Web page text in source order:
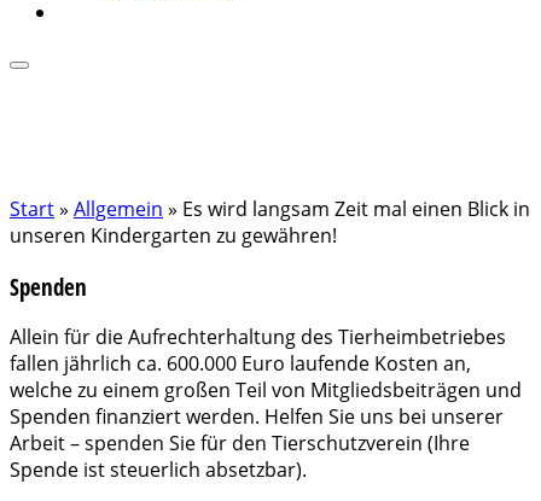
Start» Allgemein » Es wird langsam Zeit mal einen Blick in
unseren Kindergarten zu gewähren!
Spenden
Allein für die Aufrechterhaltung des Tierheimbetriebes
fallen jährlich ca. 600.000 Euro laufende Kosten an,
welche zu einem großen Teil von Mitgliedsbeiträgen und
Spenden finanziert werden. Helfen Sie uns bei unserer
Arbeit – spenden Sie für den Tierschutzverein (Ihre
Spende ist steuerlich absetzbar).